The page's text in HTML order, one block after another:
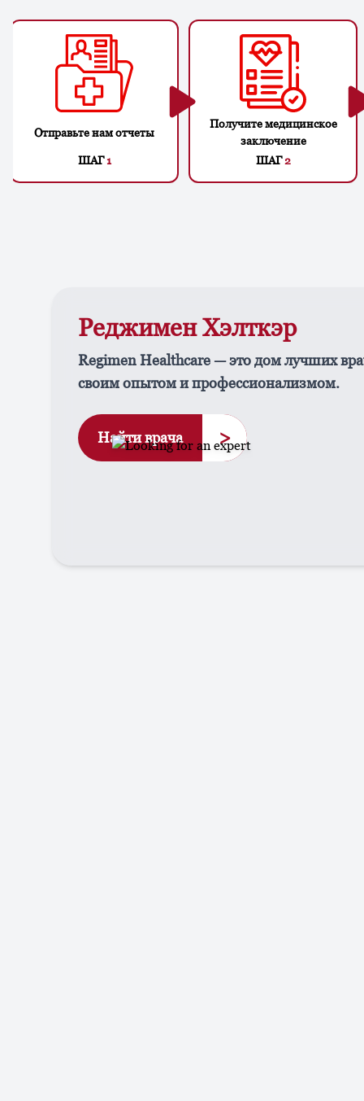
Отправьте нам отчеты
ШАГ1
Получите медицинское
заключение
ШАГ2
Реджимен Хэлткэр
Regimen Healthcare — это дом лучших
своим опытом и профессионализмом.
Найти врача >